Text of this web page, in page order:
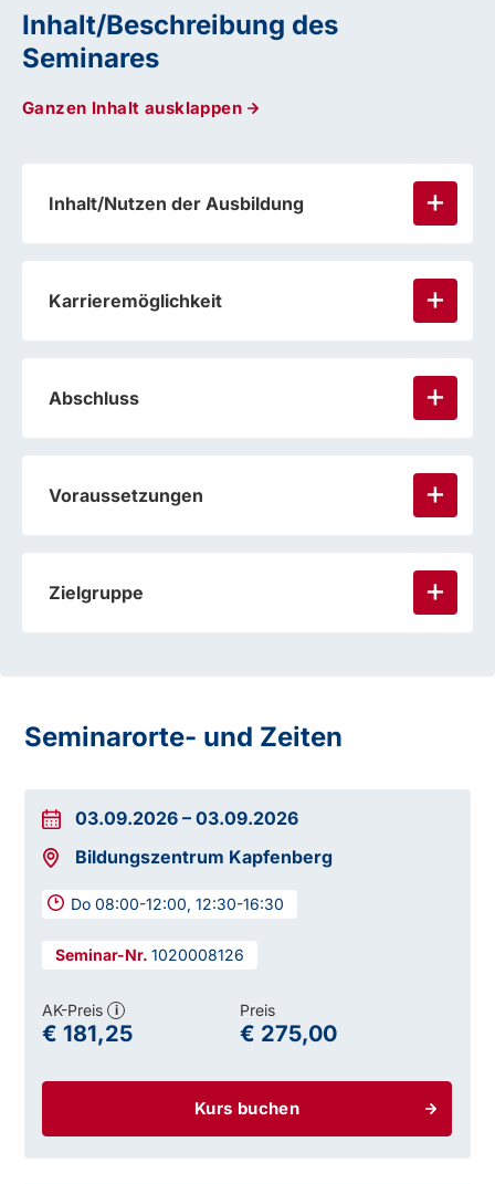
Inhalt/Beschreibung des
Seminares
Ganzen Inhalt ausklappen
Inhalt/Nutzen der Ausbildung
Karrieremöglichkeit
Abschluss
Voraussetzungen
Zielgruppe
Seminarorte- und Zeiten
03.09.2026 –03.09.2026
Bildungszentrum Kapfenberg
Do 08:00-12:00, 12:30-16:30
1020008126
Kurs buchen
AK-Preis i
€ 181,25
Preis
€ 275,00